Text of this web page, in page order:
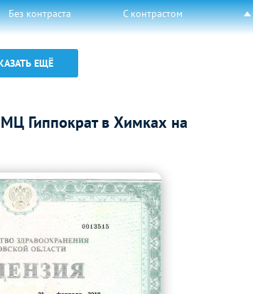
Без контраста С контрастом
1900р.
Без контраста
Без контраста С контрастом
1500р.
Без контраста С контрастом
2200р.
ЕЩЁ
Гиппократ в Химках на